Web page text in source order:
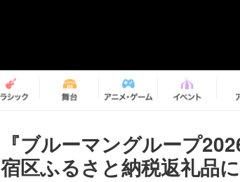
『ブルーマングループ
宿区ふるさと納税返礼品